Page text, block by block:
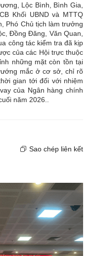
Lộc Bình, Bình Gia,
Khối UBND và MTTQ
Phó Chủ tịch làm trưởng
Đồng Đăng, Văn Quan,
công tác kiểm tra đã kịp
của các Hội trực thuộc
những mặt còn tồn tại
mắc ở cơ sở, chỉ rõ
gian tới đối với nhiệm
của Ngân hàng chính
năm 2026..
Sao chép liên kết